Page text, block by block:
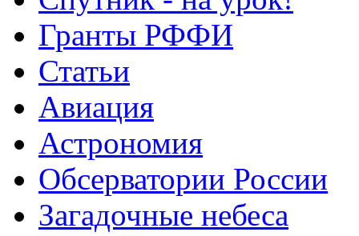
Гранты РФФИ
Статьи
Авиация
Астрономия
Обсерватории России
Загадочные небеса